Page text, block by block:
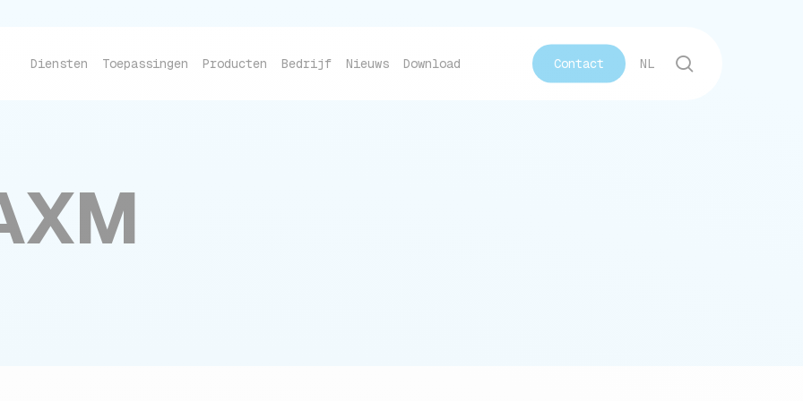
Diensten Toepassingen Producten Bedrijf Nieuws Download Contact NL